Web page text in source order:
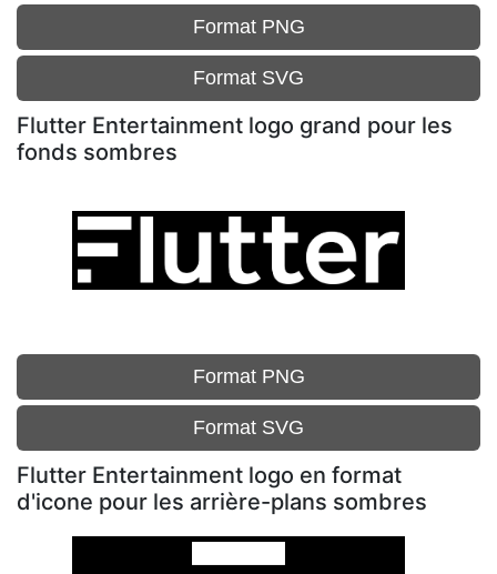
Format PNG
Format SVG
Flutter Entertainment logo grand pour les
fonds sombres
Format PNG
Format SVG
Flutter Entertainment logo en format
d'icone pour les arrière-plans sombres